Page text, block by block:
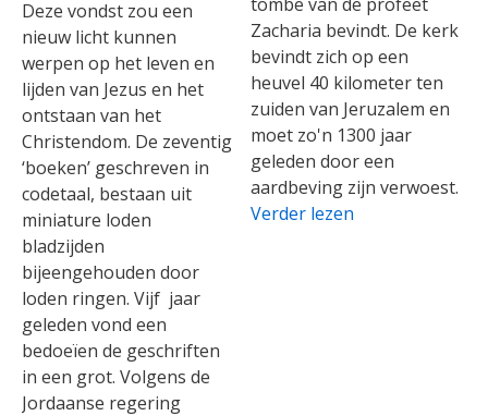
Deze vondst zou een
nieuw licht kunnen
werpen op het leven en
lijden van Jezus en het
ontstaan van het
Christendom. De zeventig
‘boeken’ geschreven in
codetaal, bestaan uit
miniature loden
bladzijden
bijeengehouden door
loden ringen. Vijf jaar
geleden vond een
bedoeïen de geschriften
in een grot. Volgens de
Jordaanse regering
Zacharia bevindt. De kerk
bevindt zich op een
heuvel 40 kilometer ten
zuiden van Jeruzalem en
moet zo'n 1300 jaar
geleden door een
aardbeving zijn verwoest.
Verder lezen